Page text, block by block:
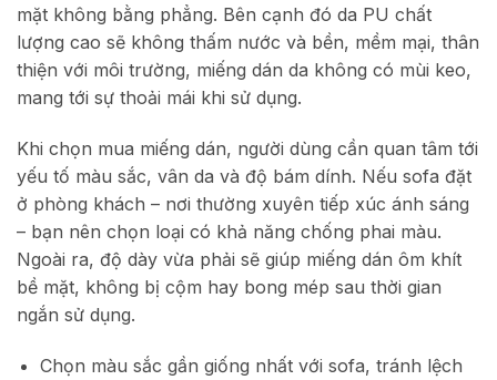
mặt không bằng phẳng. Bên cạnh đó da PU chất
lượng cao sẽ không thấm nước và bền, mềm mại, thân
thiện với môi trường, miếng dán da không có mùi keo,
mang tới sự thoải mái khi sử dụng.
Khi chọn mua miếng dán, người dùng cần quan tâm tới
yếu tố màu sắc, vân da và độ bám dính. Nếu sofa đặt
ở phòng khách – nơi thường xuyên tiếp xúc ánh sáng
– bạn nên chọn loại có khả năng chống phai màu.
Ngoài ra, độ dày vừa phải sẽ giúp miếng dán ôm khít
bề mặt, không bị cộm hay bong mép sau thời gian
ngắn sử dụng.
Chọn màu sắc gần giống nhất với sofa, tránh lệch